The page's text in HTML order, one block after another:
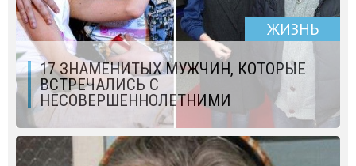
ЖИЗНЬ
17 ЗНАМЕНИТЫХ МУЖЧИН, КОТОРЫЕ
ВСТРЕЧАЛИСЬ С
НЕСОВЕРШЕННОЛЕТНИМИ